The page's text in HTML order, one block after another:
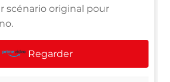
scénario original pour
Regarder